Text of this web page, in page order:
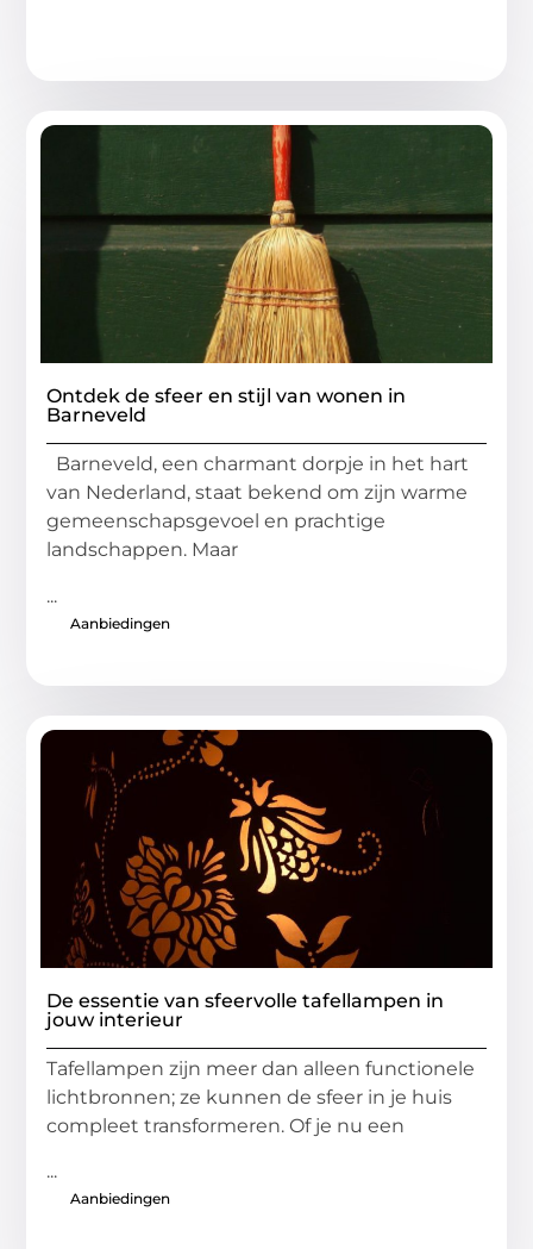
Ontdek de sfeer en stijl van wonen in
Barneveld
Barneveld, een charmant dorpje in het hart
van Nederland, staat bekend om zijn warme
gemeenschapsgevoel en prachtige
landschappen. Maar
...
Aanbiedingen
De essentie van sfeervolle tafellampen in
jouw interieur
Tafellampen zijn meer dan alleen functionele
lichtbronnen; ze kunnen de sfeer in je huis
compleet transformeren. Of je nu een
...
Aanbiedingen